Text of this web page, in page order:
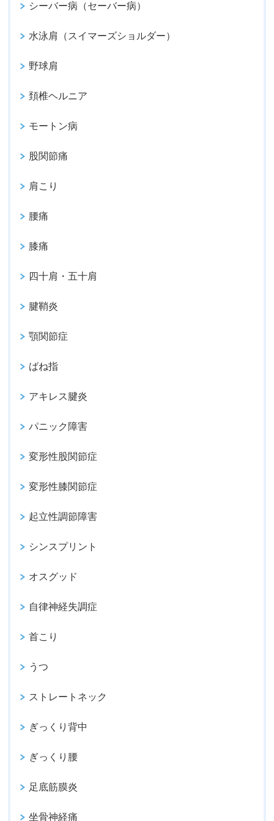
シーバー病（セーバー病）
水泳肩（スイマーズショルダー）
野球肩
頚椎ヘルニア
モートン病
股関節痛
肩こり
腰痛
膝痛
四十肩・五十肩
腱鞘炎
顎関節症
ばね指
アキレス腱炎
パニック障害
変形性股関節症
変形性膝関節症
起立性調節障害
シンスプリント
オスグッド
自律神経失調症
首こり
うつ
ストレートネック
ぎっくり背中
ぎっくり腰
足底筋膜炎
坐骨神経痛